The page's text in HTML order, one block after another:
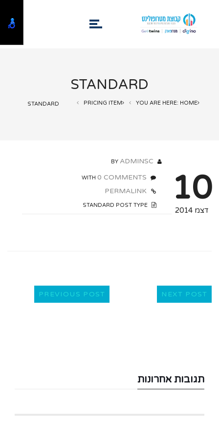
STANDARD
YOU ARE HERE: HOME
PRICING ITEM
STANDARD
10
דצמ 2014
ADMINSC
0 COMMENTS
PREVIOUS POST NEXT POST
תגובות אחרונות